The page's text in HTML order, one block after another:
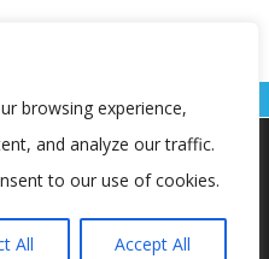
browsing experience,
and analyze our traffic.
to our use of cookies.
All Accept All
pružili najbolje iskustvo na
ili opcije za